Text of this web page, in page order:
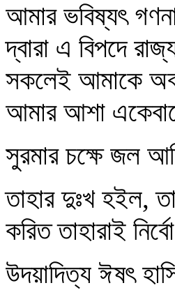
আমার ভবিষ্যৎ
দ্বারা এ বিপদে
সকলেই আমাকে
আমার আশা
সুরমার চক্ষে জল
তাহার দুঃখ হইল,
করিত তাহারাই
উদয়াদিত্য ঈষৎ